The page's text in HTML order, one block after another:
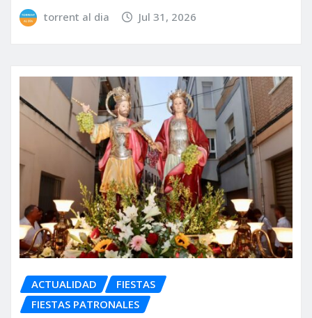
torrent al dia Jul 31, 2026
ACTUALIDAD
FIESTAS
FIESTAS PATRONALES